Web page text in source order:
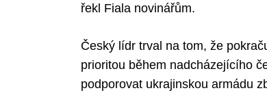
řekl Fiala novinářům.
Český lídr trval na tom, že
prioritou během nadcházejícího
podporovat ukrajinskou armádu